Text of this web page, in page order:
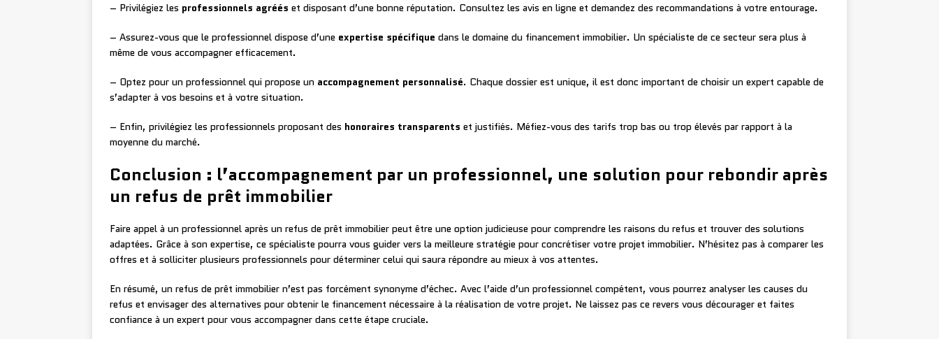
– Privilégiez les professionnels agréés et disposant d’une bonne réputation. Consultez les avis en ligne et demandez des recommandations à votre entourage.
– Assurez-vous que le professionnel dispose d’une expertise spécifique dans le domaine du financement immobilier. Un spécialiste de ce secteur sera plus à
même de vous accompagner efficacement.
– Optez pour un professionnel qui propose un accompagnement personnalisé. Chaque dossier est unique, il est donc important de choisir un expert capable de
s’adapter à vos besoins et à votre situation.
– Enfin, privilégiez les professionnels proposant des honoraires transparents et justifiés. Méfiez-vous des tarifs trop bas ou trop élevés par rapport à la
moyenne du marché.
Conclusion : l’accompagnement par un professionnel, une solution pour rebondir après
un refus de prêt immobilier
Faire appel à un professionnel après un refus de prêt immobilier peut être une option judicieuse pour comprendre les raisons du refus et trouver des solutions
adaptées. Grâce à son expertise, ce spécialiste pourra vous guider vers la meilleure stratégie pour concrétiser votre projet immobilier. N’hésitez pas à comparer les
offres et à solliciter plusieurs professionnels pour déterminer celui qui saura répondre au mieux à vos attentes.
En résumé, un refus de prêt immobilier n’est pas forcément synonyme d’échec. Avec l’aide d’un professionnel compétent, vous pourrez analyser les causes du
refus et envisager des alternatives pour obtenir le financement nécessaire à la réalisation de votre projet. Ne laissez pas ce revers vous décourager et faites
confiance à un expert pour vous accompagner dans cette étape cruciale.